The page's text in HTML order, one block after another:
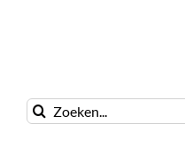
Zoeken